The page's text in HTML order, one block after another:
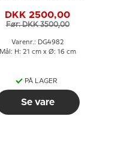
DKK 2500,00
Før: DKK 3500,00
Varenr.: DG4982
Mål: H: 21 cm x Ø: 16 cm
PÅ LAGER
Se vare